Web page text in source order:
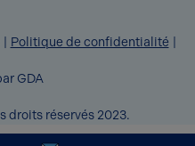
Politique de confidentialité
droits réservés 2023.
GDA